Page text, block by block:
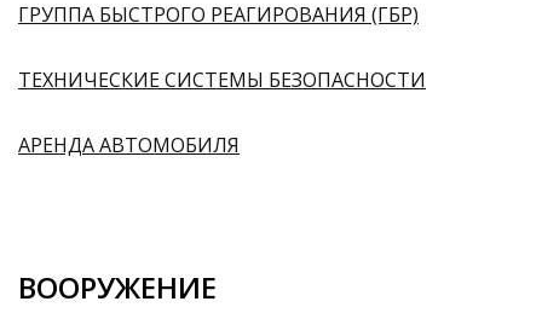
ГРУППА БЫСТРОГО РЕАГИРОВАНИЯ (ГБР)
ТЕХНИЧЕСКИЕ СИСТЕМЫ БЕЗОПАСНОСТИ
АРЕНДА АВТОМОБИЛЯ
ВООРУЖЕНИЕ